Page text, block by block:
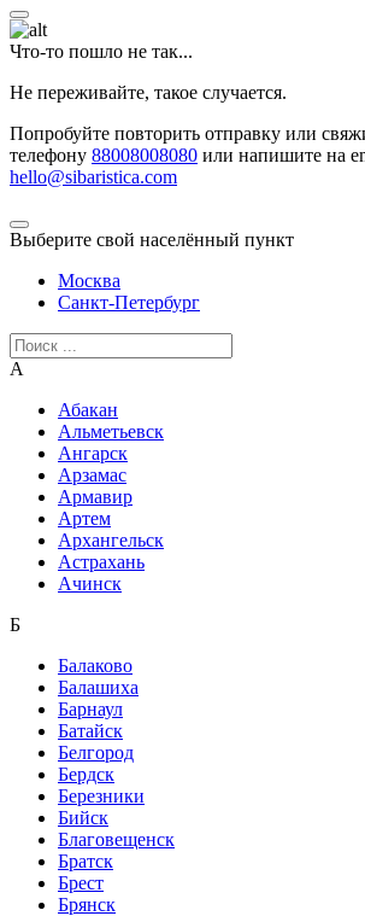
Что-то пошло не так...
Не переживайте, такое случается.
Попробуйте повторить отправку или
телефону 88008008080 или напишите на
hello@sibaristica.com
Выберите свой населённый пункт
Москва
Санкт-Петербург
А
Абакан
Альметьевск
Ангарск
Арзамас
Армавир
Артем
Архангельск
Астрахань
Ачинск
Б
Балаково
Балашиха
Барнаул
Батайск
Белгород
Бердск
Березники
Бийск
Благовещенск
Братск
Брест
Брянск